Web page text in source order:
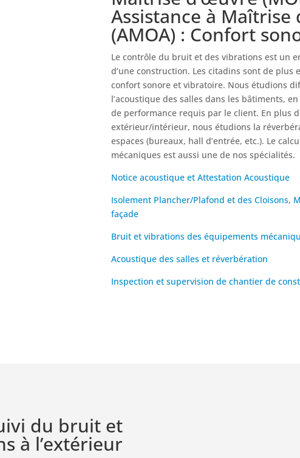
Assistance à Maîtrise
(AMOA) : Confort
Le contrôle du bruit et des vibrations est un
d’une construction. Les citadins sont de plus
confort sonore et vibratoire. Nous étudions
l’acoustique des salles dans les bâtiments,
de performance requis par le client. En plus
extérieur/intérieur, nous étudions la
espaces (bureaux, hall d’entrée, etc.). Le
mécaniques est aussi une de nos spécialités.
Notice acoustique et Attestation Acoustique
Isolement Plancher/Plafond et des Cloisons,
façade
Bruit et vibrations des équipements
Acoustique des salles et réverbération
Inspection et supervision de chantier de
du bruit et
à l’extérieur